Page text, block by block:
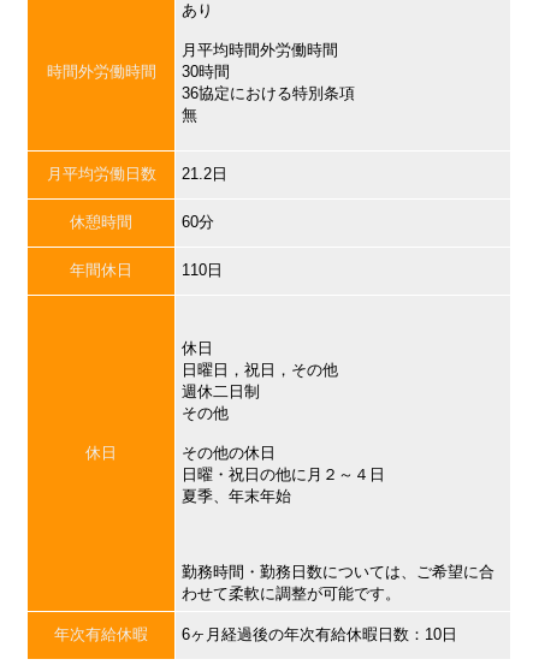
時間外労働時間
あり
月平均時間外労働時間
30時間
36協定における特別条項
無
月平均労働日数 21.2日
休憩時間 60分
年間休日 110日
休日
休日
日曜日，祝日，その他
週休二日制
その他
その他の休日
日曜・祝日の他に月２～４日
夏季、年末年始
勤務時間・勤務日数については、ご希望に合
わせて柔軟に調整が可能です。
年次有給休暇 6ヶ月経過後の年次有給休暇日数：10日